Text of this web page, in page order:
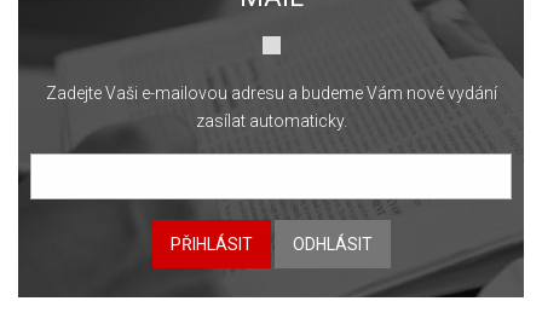
Zadejte Vaši e-mailovou adresu a budeme Vám nové vydání
zasílat automaticky.
PŘIHLÁSIT ODHLÁSIT